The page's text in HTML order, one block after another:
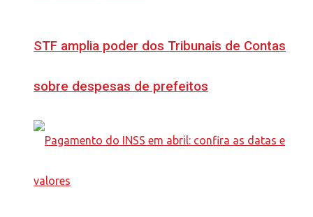
STF amplia poder dos Tribunais de Contas
sobre despesas de prefeitos